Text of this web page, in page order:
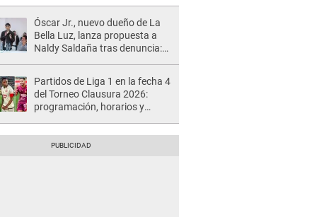
Óscar Jr., nuevo dueño de La
Bella Luz, lanza propuesta a
Naldy Saldaña tras denuncia:
Partidos de Liga 1 en la fecha 4
del Torneo Clausura 2026:
programación, horarios y